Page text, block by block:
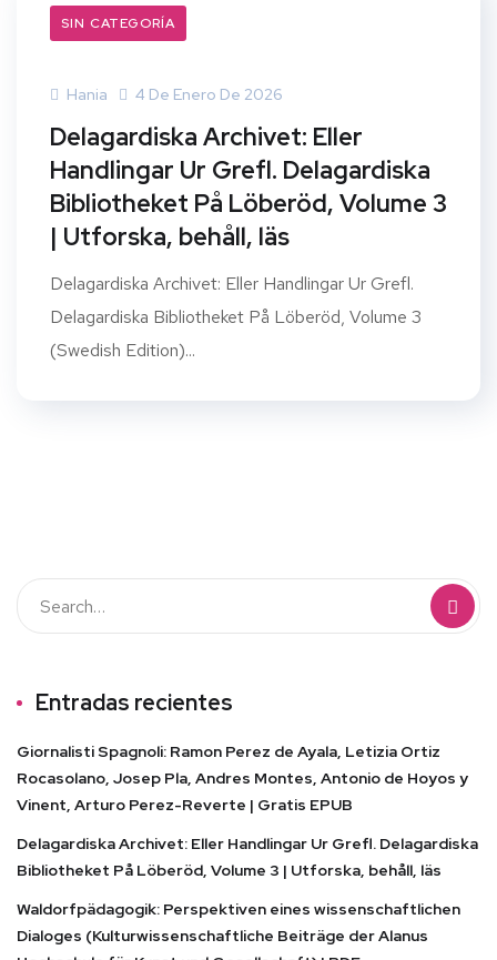
SIN CATEGORÍA
Hania 4 De Enero De 2026
Delagardiska Archivet: Eller
Handlingar Ur Grefl. Delagardiska
Bibliotheket På Löberöd, Volume 3
| Utforska, behåll, läs
Delagardiska Archivet: Eller Handlingar Ur Grefl.
Delagardiska Bibliotheket På Löberöd, Volume 3
(Swedish Edition)...
Entradas recientes
Giornalisti Spagnoli: Ramon Perez de Ayala, Letizia Ortiz
Rocasolano, Josep Pla, Andres Montes, Antonio de Hoyos y
Vinent, Arturo Perez-Reverte | Gratis EPUB
Delagardiska Archivet: Eller Handlingar Ur Grefl. Delagardiska
Bibliotheket På Löberöd, Volume 3 | Utforska, behåll, läs
Waldorfpädagogik: Perspektiven eines wissenschaftlichen
Dialoges (Kulturwissenschaftliche Beiträge der Alanus